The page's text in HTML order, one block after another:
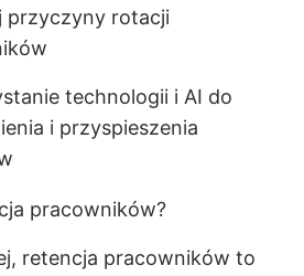
przyczyny rotacji
technologii i AI do
i przyspieszenia
pracowników?
retencja pracowników to